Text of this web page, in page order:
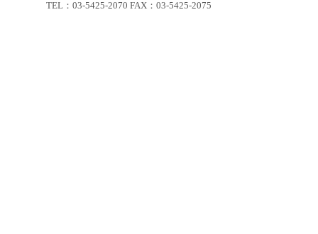
TEL：03-5425-2070 FAX：03-5425-2075